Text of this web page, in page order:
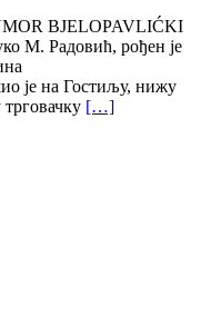
BJELOPAVLIĆKI
Радовић, рођен је
је на Гостиљу, нижу
[…]